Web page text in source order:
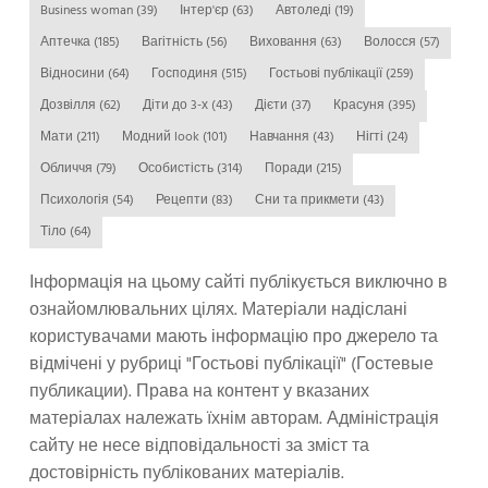
Business woman (39) Інтер'єр (63) Автоледі (19)
Аптечка (185) Вагітність (56) Виховання (63) Волосся (57)
Відносини (64) Господиня (515) Гостьові публікації(259)
Дозвілля (62) Діти до 3-х (43) Дієти (37) Красуня (395)
Мати (211) Модний look (101) Навчання (43) Нігті (24)
Обличчя (79) Особистість (314) Поради (215)
Психологія (54) Рецепти (83) Сни та прикмети (43)
Тіло (64)
Інформація на цьому сайті публікується виключно в
ознайомлювальних цілях. Матеріали надіслані
користувачами мають інформацію про джерело та
відмічені у рубриці "Гостьові публікації" (Гостевые
публикации). Права на контент у вказаних
матеріалах належать їхнім авторам. Адміністрація
сайту не несе відповідальності за зміст та
достовірність публікованих матеріалів.